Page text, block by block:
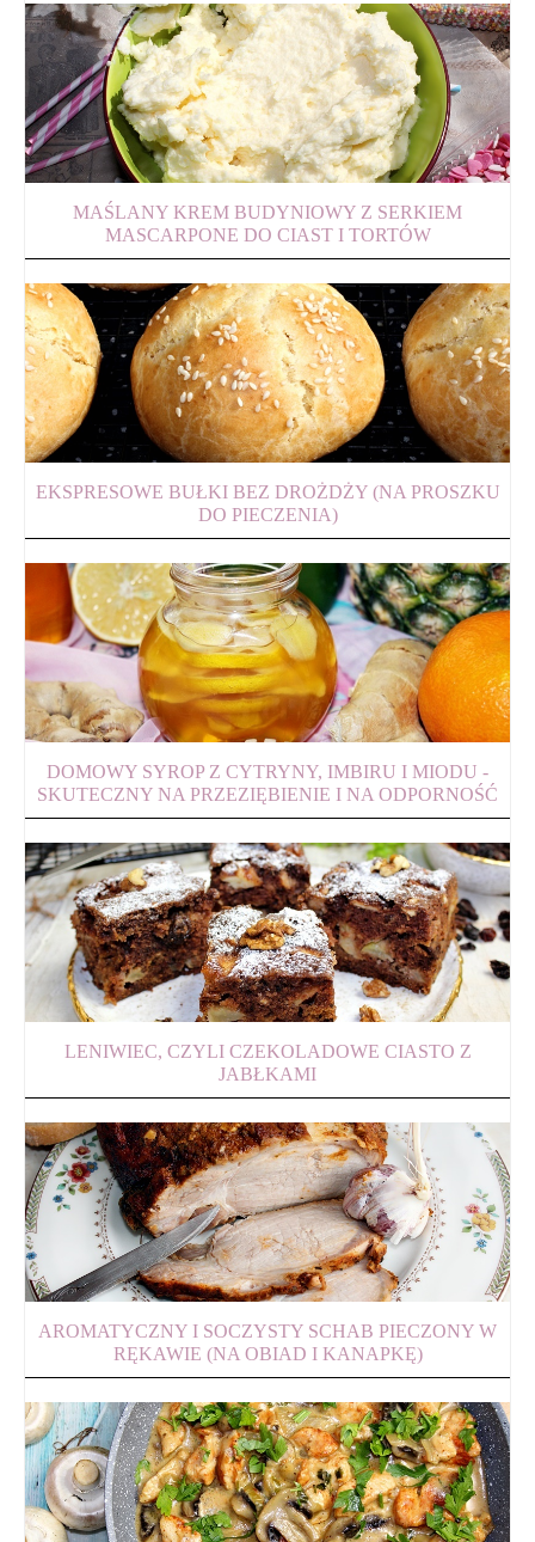
MAŚLANY KREM BUDYNIOWY Z SERKIEM
MASCARPONE DO CIAST I TORTÓW
EKSPRESOWE BUŁKI BEZ DROŻDŻY (NA PROSZKU
DO PIECZENIA)
DOMOWY SYROP Z CYTRYNY, IMBIRU I MIODU -
SKUTECZNY NA PRZEZIĘBIENIE I NA ODPORNOŚĆ
LENIWIEC, CZYLI CZEKOLADOWE CIASTO Z
JABŁKAMI
AROMATYCZNY I SOCZYSTY SCHAB PIECZONY W
RĘKAWIE (NA OBIAD I KANAPKĘ)